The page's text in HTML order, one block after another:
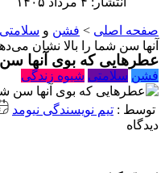
صفحه اصلی > فشن و سلامتی
آنها سن شما را بالا نشان
عطرهایی که بوی آنها
فشن سلامتی شیوه زندگی
توسط : تیم نویسندگی نیومد
دیدگاه